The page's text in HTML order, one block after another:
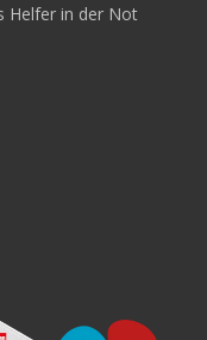
Helfer in der Not